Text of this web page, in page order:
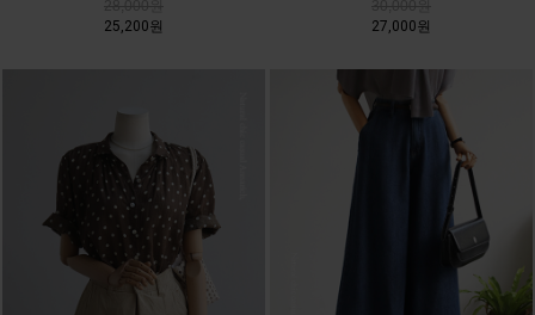
25,200원
27,000원